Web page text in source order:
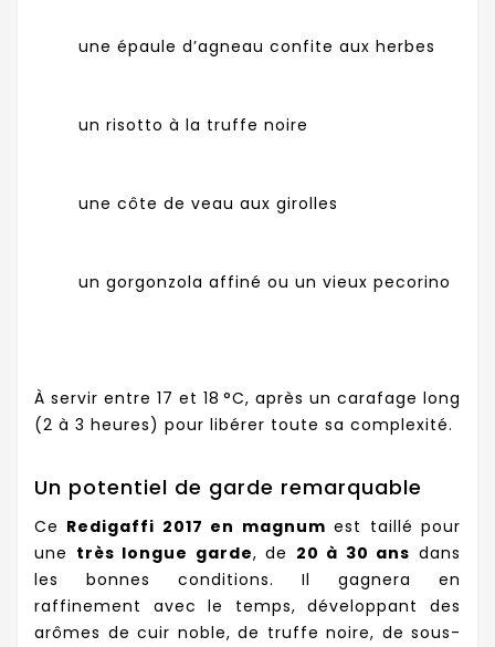
une épaule d’agneau confite aux herbes
un risotto à la truffe noire
une côte de veau aux girolles
un gorgonzola affiné ou un vieux pecorino
À servir entre 17 et 18 °C, après un carafage long
(2 à 3 heures) pour libérer toute sa complexité.
Un potentiel de garde remarquable
Ce Redigaffi 2017 en magnum est taillé pour
une très longue garde, de 20 à 30 ans dans
les bonnes conditions. Il gagnera en
raffinement avec le temps, développant des
arômes de cuir noble, de truffe noire, de sous-